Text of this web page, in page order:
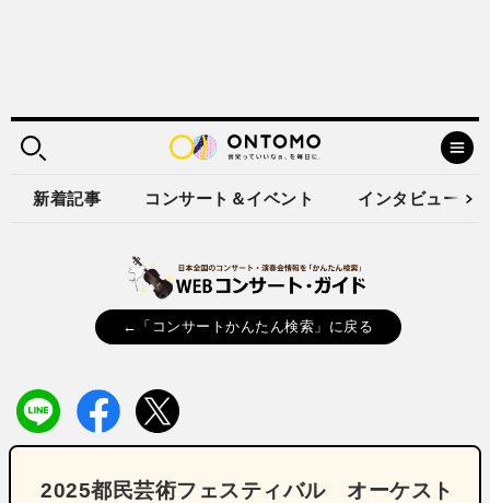
新着記事 コンサート＆イベント インタビュー
←「コンサートかんたん検索」に戻る
2025都民芸術フェスティバル オーケスト